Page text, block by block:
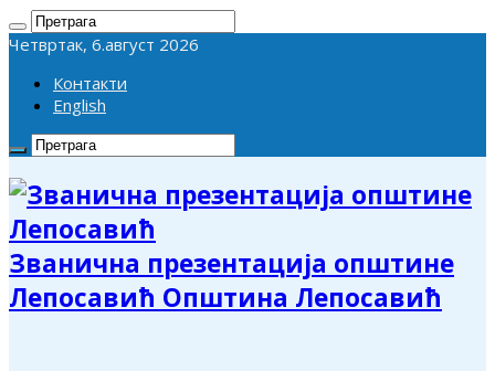
Четвртак, 6.август 2026
Контакти
English
Званична презентација општине
Лепосавић Општина Лепосавић